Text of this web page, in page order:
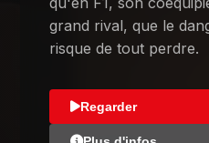
grand rival, que le
risque de tout perdre.
Regarder